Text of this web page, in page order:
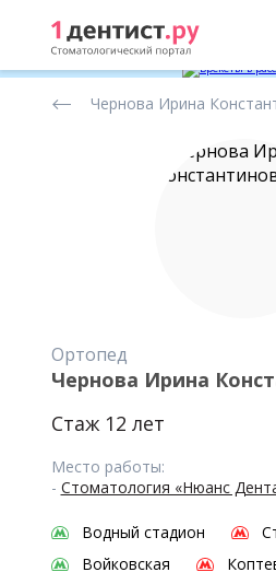
стоматологов
Чернова Ирина
Ортопед
Чернова Ирина
Стаж 12 лет
Место работы:
- Стоматология «Нюанс
Водный стадион
Войковская